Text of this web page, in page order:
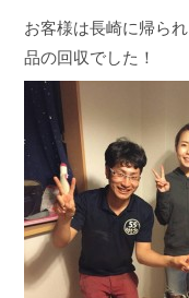
お客様は長崎に帰ら
品の回収でした！